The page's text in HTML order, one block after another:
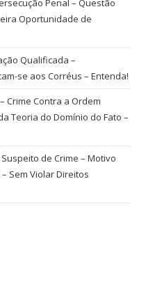
Oportunidade de
Qualificada –
se aos Corréus – Entenda!
Crime Contra a Ordem
Teoria do Domínio do Fato –
Suspeito de Crime – Motivo
Sem Violar Direitos